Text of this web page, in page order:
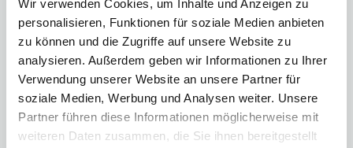
Wir verwenden Cookies, um Inhalte und Anzeigen zu
personalisieren, Funktionen für soziale Medien anbieten
zu können und die Zugriffe auf unsere Website zu
analysieren. Außerdem geben wir Informationen zu Ihrer
Verwendung unserer Website an unsere Partner für
soziale Medien, Werbung und Analysen weiter. Unsere
Partner führen diese Informationen möglicherweise mit
weiteren Daten zusammen, die Sie ihnen bereitgestellt
arbeitest gerne kreativ und liebst es
eigenverantwortlich Projekte voranzutreiben
und Kunden vollumfänglich zu betreuen?
Der Startup Vibe ist zudem genau das
Richtige für dich und du bist bereit für eine
Weiterlesen